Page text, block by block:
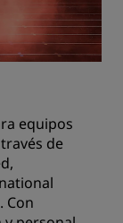
equipos
de
Con